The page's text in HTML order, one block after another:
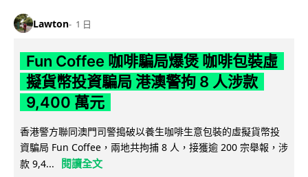
Lawton 1 日
Fun Coffee 咖啡騙局爆煲 咖啡包裝虛
擬貨幣投資騙局 港澳警拘 8 人涉款
9,400 萬元
香港警方聯同澳門司警搗破以養生咖啡生意包裝的虛擬貨幣投
資騙局 Fun Coffee，兩地共拘捕 8 人，接獲逾 200 宗舉報，涉
款 9,4...
閱讀全文